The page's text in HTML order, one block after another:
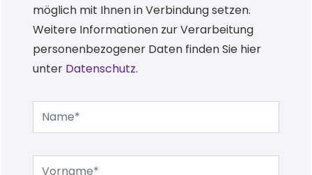
möglich mit Ihnen in Verbindung setzen.
Weitere Informationen zur Verarbeitung
personenbezogener Daten finden Sie hier
unter Datenschutz.